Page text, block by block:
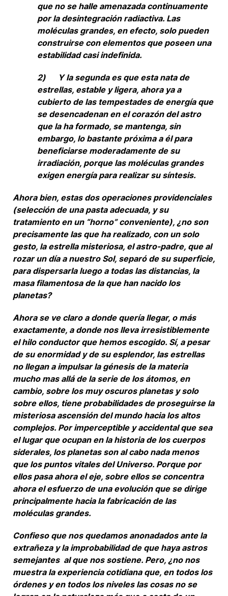
que no se halle amenazada continuamente
por la desintegración radiactiva. Las
moléculas grandes, en efecto, solo pueden
construirse con elementos que poseen una
estabilidad casi indefinida.
2) Y la segunda es que esta nata de
estrellas, estable y ligera, ahora ya a
cubierto de las tempestades de energía que
se desencadenan en el corazón del astro
que la ha formado, se mantenga, sin
embargo, lo bastante próxima a él para
beneficiarse moderadamente de su
irradiación, porque las moléculas grandes
exigen energía para realizar su síntesis.
Ahora bien, estas dos operaciones providenciales
(selección de una pasta adecuada, y su
tratamiento en un “horno” conveniente), ¿no son
precisamente las que ha realizado, con un solo
gesto, la estrella misteriosa, el astro-padre, que al
rozar un día a nuestro Sol, separó de su superficie,
para dispersarla luego a todas las distancias, la
masa filamentosa de la que han nacido los
planetas?
Ahora se ve claro a donde quería llegar, o más
exactamente, a donde nos lleva irresistiblemente
el hilo conductor que hemos escogido. Sí, a pesar
de su enormidad y de su esplendor, las estrellas
no llegan a impulsar la génesis de la materia
mucho mas allá de la serie de los átomos, en
cambio, sobre los muy oscuros planetas y solo
sobre ellos, tiene probabilidades de proseguirse la
misteriosa ascensión del mundo hacia los altos
complejos. Por imperceptible y accidental que sea
el lugar que ocupan en la historia de los cuerpos
siderales, los planetas son al cabo nada menos
que los puntos vitales del Universo. Porque por
ellos pasa ahora el eje, sobre ellos se concentra
ahora el esfuerzo de una evolución que se dirige
principalmente hacia la fabricación de las
moléculas grandes.
Confieso que nos quedamos anonadados ante la
extrañeza y la improbabilidad de que haya astros
semejantes al que nos sostiene. Pero, ¿no nos
muestra la experiencia cotidiana que, en todos los
órdenes y en todos los niveles las cosas no se